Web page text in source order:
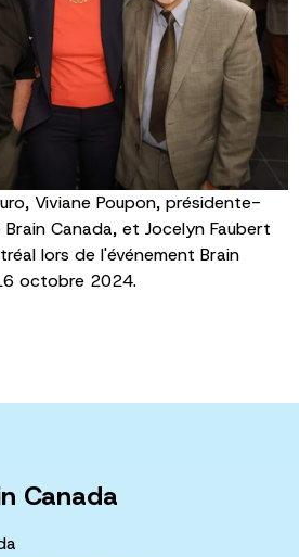
Viviane Poupon, présidente-
Canada, et Jocelyn Faubert
lors de l'événement Brain
octobre 2024.
Canada